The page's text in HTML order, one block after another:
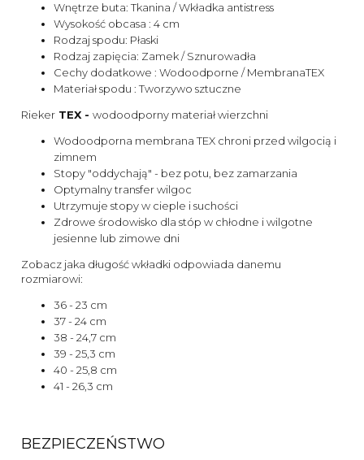
Wnętrze buta: Tkanina / Wkładka antistress
Wysokość obcasa : 4 cm
Rodzaj spodu: Płaski
Rodzaj zapięcia: Zamek / Sznurowadła
Cechy dodatkowe : Wodoodporne / MembranaTEX
Materiał spodu : Tworzywo sztuczne
Rieker TEX - wodoodporny materiał wierzchni
Wodoodporna membrana TEX chroni przed wilgocią i
zimnem
Stopy "oddychają" - bez potu, bez zamarzania
Optymalny transfer wilgoc
Utrzymuje stopy w cieple i suchości
Zdrowe środowisko dla stóp w chłodne i wilgotne
jesienne lub zimowe dni
Zobacz jaka długość wkładki odpowiada danemu
rozmiarowi:
36 - 23 cm
37 - 24 cm
38 - 24,7 cm
39 - 25,3 cm
40 - 25,8 cm
41 - 26,3 cm
BEZPIECZEŃSTWO